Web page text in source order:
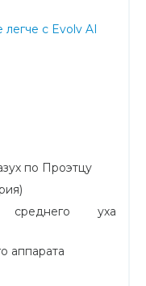
с Evolv AI
по Проэтцу
среднего уха
аппарата